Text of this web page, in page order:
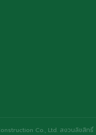
Co., Ltd. สงวนลิขสิทธิ์